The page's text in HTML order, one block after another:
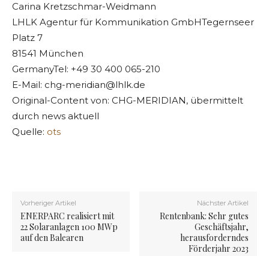
Carina Kretzschmar-Weidmann
LHLK Agentur für Kommunikation GmbHTegernseer
Platz 7
81541 München
GermanyTel: +49 30 400 065-210
E-Mail: chg-meridian@lhlk.de
Original-Content von: CHG-MERIDIAN, übermittelt
durch news aktuell
Quelle: ots
Vorheriger Artikel
ENERPARC realisiert mit
22 Solaranlagen 100 MWp
auf den Balearen
Nächster Artikel
Rentenbank: Sehr gutes
Geschäftsjahr,
herausforderndes
Förderjahr 2023